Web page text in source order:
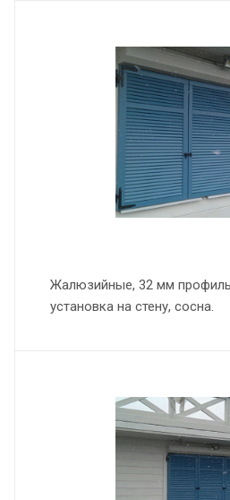
Жалюзийные, 32 мм
установка на стену, сосна.